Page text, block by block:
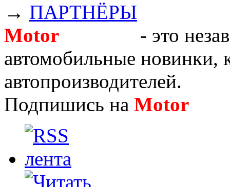
→ ПАРТНЁРЫ
Motor
- это
автомобильные новинки,
автопроизводителей.
Подпишись на Motor